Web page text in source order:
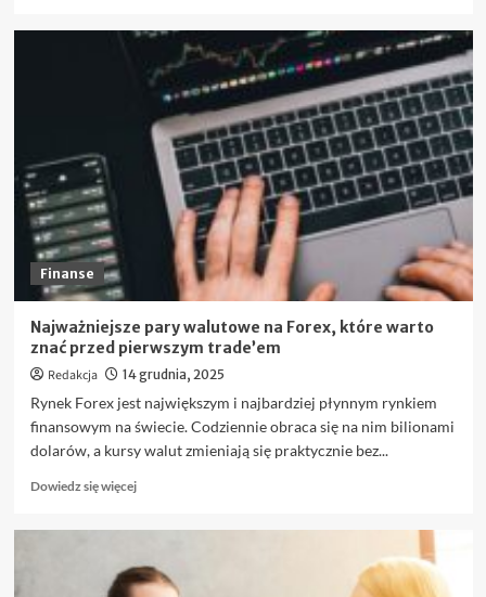
Jakie
wskaźniki
giełdowe
warto
znać
przed
zakupem
akcji?
Finanse
Najważniejsze pary walutowe na Forex, które warto
znać przed pierwszym trade’em
Redakcja 14 grudnia, 2025
Rynek Forex jest największym i najbardziej płynnym rynkiem
finansowym na świecie. Codziennie obraca się na nim bilionami
dolarów, a kursy walut zmieniają się praktycznie bez...
Dowiedz się więcejDowiedz
Najważniejsze
pary